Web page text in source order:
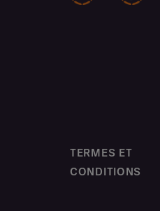
TERMES ET
CONDITIONS